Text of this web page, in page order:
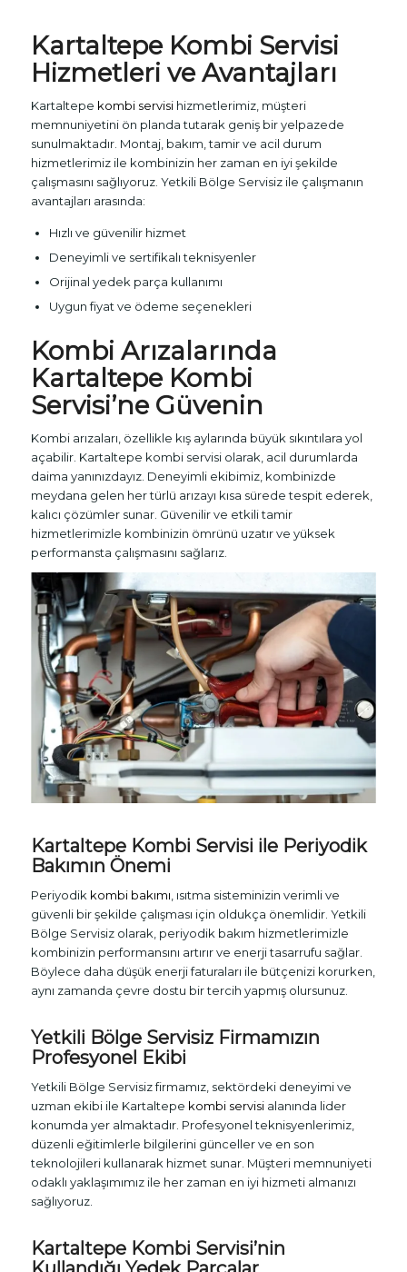
Kartaltepe Kombi Servisi
Hizmetleri ve Avantajları
Kartaltepe kombi servisihizmetlerimiz, müşteri
memnuniyetini ön planda tutarak geniş bir yelpazede
sunulmaktadır. Montaj, bakım, tamir ve acil durum
hizmetlerimiz ile kombinizin her zaman en iyi şekilde
çalışmasını sağlıyoruz. Yetkili Bölge Servisiz ile çalışmanın
avantajları arasında:
Hızlı ve güvenilir hizmet
Deneyimli ve sertifikalı teknisyenler
Orijinal yedek parça kullanımı
Uygun fiyat ve ödeme seçenekleri
Kombi Arızalarında
Kartaltepe Kombi
Servisi’ne Güvenin
Kombi arızaları, özellikle kış aylarında büyük sıkıntılara yol
açabilir. Kartaltepe kombi servisi olarak, acil durumlarda
daima yanınızdayız. Deneyimli ekibimiz, kombinizde
meydana gelen her türlü arızayı kısa sürede tespit ederek,
kalıcı çözümler sunar. Güvenilir ve etkili tamir
hizmetlerimizle kombinizin ömrünü uzatır ve yüksek
performansta çalışmasını sağlarız.
Kartaltepe Kombi Servisi ile Periyodik
Bakımın Önemi
Periyodik kombi bakımı , ısıtma sisteminizin verimli ve
güvenli bir şekilde çalışması için oldukça önemlidir. Yetkili
Bölge Servisiz olarak, periyodik bakım hizmetlerimizle
kombinizin performansını artırır ve enerji tasarrufu sağlar.
Böylece daha düşük enerji faturaları ile bütçenizi korurken,
aynı zamanda çevre dostu bir tercih yapmış olursunuz.
Yetkili Bölge Servisiz Firmamızın
Profesyonel Ekibi
Yetkili Bölge Servisiz firmamız, sektördeki deneyimi ve
uzman ekibi ile Kartaltepe kombi servisialanında lider
konumda yer almaktadır. Profesyonel teknisyenlerimiz,
düzenli eğitimlerle bilgilerini günceller ve en son
teknolojileri kullanarak hizmet sunar. Müşteri memnuniyeti
odaklı yaklaşımımız ile her zaman en iyi hizmeti almanızı
sağlıyoruz.
Kartaltepe Kombi Servisi’nin